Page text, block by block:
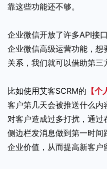
靠这些功能还不够。
企业微信开放了许多API接
企业微信高级运营功能，
关系，我们就可以借助第三
比如使用艾客SCRM的 【个
客户第几天会被推送什么
对客户造成过多打扰，通
侧边栏发消息做到第一时间
企业价值，从而提高新客户